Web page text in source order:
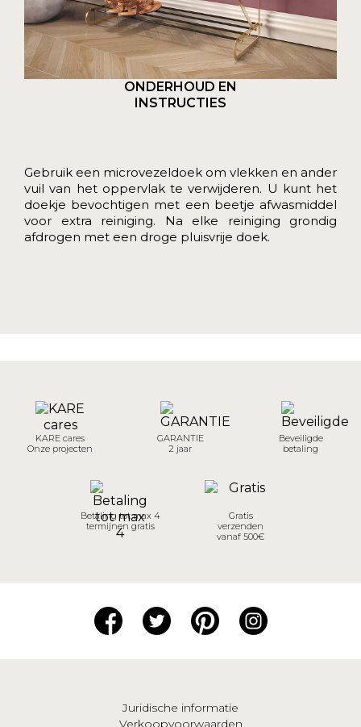
ONDERHOUD EN
INSTRUCTIES
Gebruik een microvezeldoek om vlekken en ander
vuil van het oppervlak te verwijderen. U kunt het
doekje bevochtigen met een beetje afwasmiddel
voor extra reiniging. Na elke reiniging grondig
afdrogen met een droge pluisvrije doek.
KARE cares
Onze projecten
GARANTIE
2 jaar
Beveiligde
betaling
Betaling tot max 4
termijnen gratis
Gratis
verzenden
vanaf 500€
Juridische informatie
Verkoopvoorwaarden